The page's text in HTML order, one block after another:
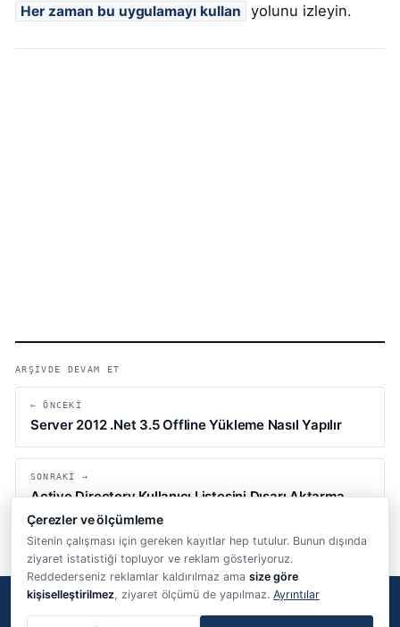
Her zaman bu uygulamayı kullan yolunu izleyin.
ARŞIVDE DEVAM ET
← ÖNCEKI
Server 2012 .Net 3.5 Offline Yükleme Nasıl Yapılır
SONRAKI →
Active Directory Kullanıcı Listesini Dışarı Aktarma
Nasıl Yapılır ?
“…Her bilenin üstünde daha çok bilen biri vardır.”
Yûsuf, 12/76
Çerezler ve ölçümleme
Sitenin çalışması için gereken kayıtlar hep tutulur. Bunun dışında
ziyaret istatistiği topluyor ve reklam gösteriyoruz.
Reddederseniz reklamlar kaldırılmaz ama size göre
kişiselleştirilmez, ziyaret ölçümü de yapılmaz. Ayrıntılar